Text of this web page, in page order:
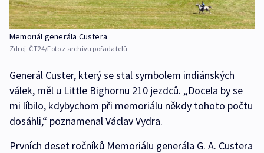
Memoriál generála Custera
Zdroj: ČT24/Foto z archivu pořadatelů
Generál Custer, který se stal symbolem indiánských
válek, měl u Little Bighornu 210 jezdců. „Docela by se
mi líbilo, kdybychom při memoriálu někdy tohoto počtu
dosáhli,“ poznamenal Václav Vydra.
Prvních deset ročníků Memoriálu generála G. A. Custera